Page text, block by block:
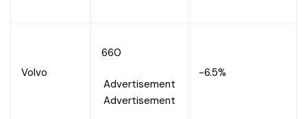
Volvo
660
Advertisement
Advertisement
-6.5%